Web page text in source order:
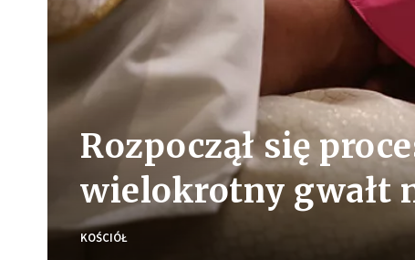
Rozpoczął się
wielokrotny gwałt
KOŚCIÓŁ